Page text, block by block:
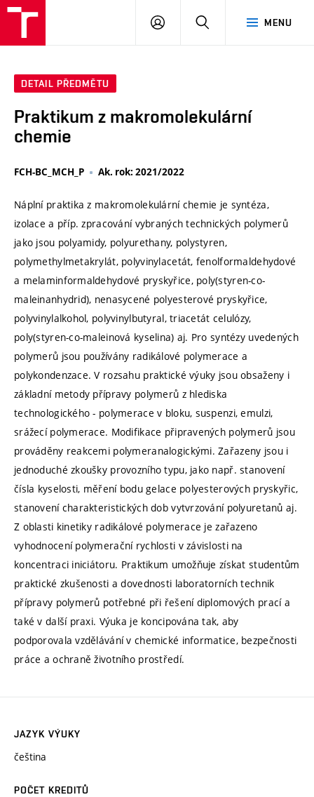
MENU
PŘIHLÁSIT
DETAIL PŘEDMĚTU
Praktikum z makromolekulární
chemie
FCH-BC_MCH_P Ak. rok: 2021/2022
Náplní praktika z makromolekulární chemie je syntéza,
izolace a příp. zpracování vybraných technických polymerů
jako jsou polyamidy, polyurethany, polystyren,
polymethylmetakrylát, polyvinylacetát, fenolformaldehydové
a melaminformaldehydové pryskyřice, poly(styren-co-
maleinanhydrid), nenasycené polyesterové pryskyřice,
polyvinylalkohol, polyvinylbutyral, triacetát celulózy,
poly(styren-co-maleinová kyselina) aj. Pro syntézy uvedených
polymerů jsou používány radikálové polymerace a
polykondenzace. V rozsahu praktické výuky jsou obsaženy i
základní metody přípravy polymerů z hlediska
technologického - polymerace v bloku, suspenzi, emulzi,
srážecí polymerace. Modifikace připravených polymerů jsou
prováděny reakcemi polymeranalogickými. Zařazeny jsou i
jednoduché zkoušky provozního typu, jako např. stanovení
čísla kyselosti, měření bodu gelace polyesterových pryskyřic,
stanovení charakteristických dob vytvrzování polyuretanů aj.
Z oblasti kinetiky radikálové polymerace je zařazeno
vyhodnocení polymerační rychlosti v závislosti na
koncentraci iniciátoru. Praktikum umožňuje získat studentům
praktické zkušenosti a dovednosti laboratorních technik
přípravy polymerů potřebné při řešení diplomových prací a
také v další praxi. Výuka je koncipována tak, aby
podporovala vzdělávání v chemické informatice, bezpečnosti
práce a ochraně životního prostředí.
JAZYK VÝUKY
čeština
POČET KREDITŮ